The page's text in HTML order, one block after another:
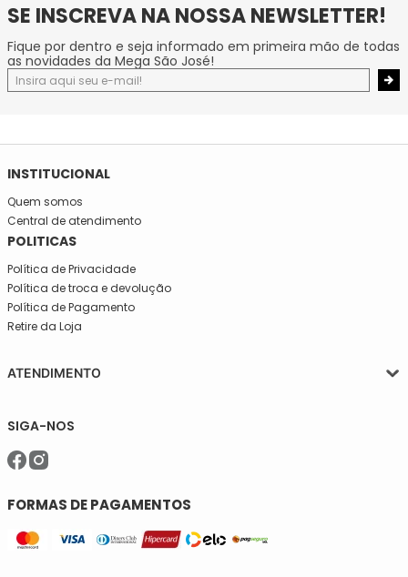
SE INSCREVA NA NOSSA NEWSLETTER!
Fique por dentro e seja informado em primeira mão de todas
as novidades da Mega São José!
INSTITUCIONAL
Quem somos
Central de atendimento
POLITICAS
Política de Privacidade
Política de troca e devolução
Política de Pagamento
Retire da Loja
ATENDIMENTO
Sexta, das 08:30 às 16h30.
Telefone: (11)5627-7800
WhatsApp: (11)94238-1925
sac@meiassaojose.com.br
SIGA-NOS
FORMAS DE PAGAMENTOS